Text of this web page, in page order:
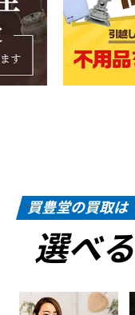
買豊堂の買取は
選べる